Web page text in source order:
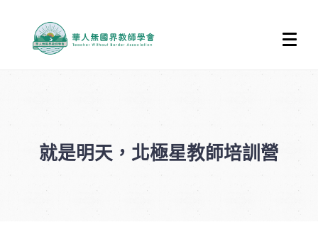
就是明天，北極星教師培訓營